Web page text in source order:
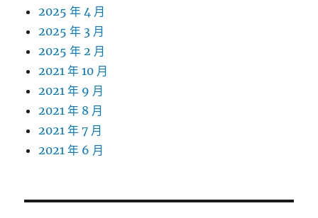
2025 年 4 月
2025 年 3 月
2025 年 2 月
2021 年 10 月
2021 年 9 月
2021 年 8 月
2021 年 7 月
2021 年 6 月